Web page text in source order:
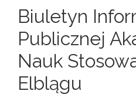
Biuletyn
Publicznej
Nauk
Elblągu